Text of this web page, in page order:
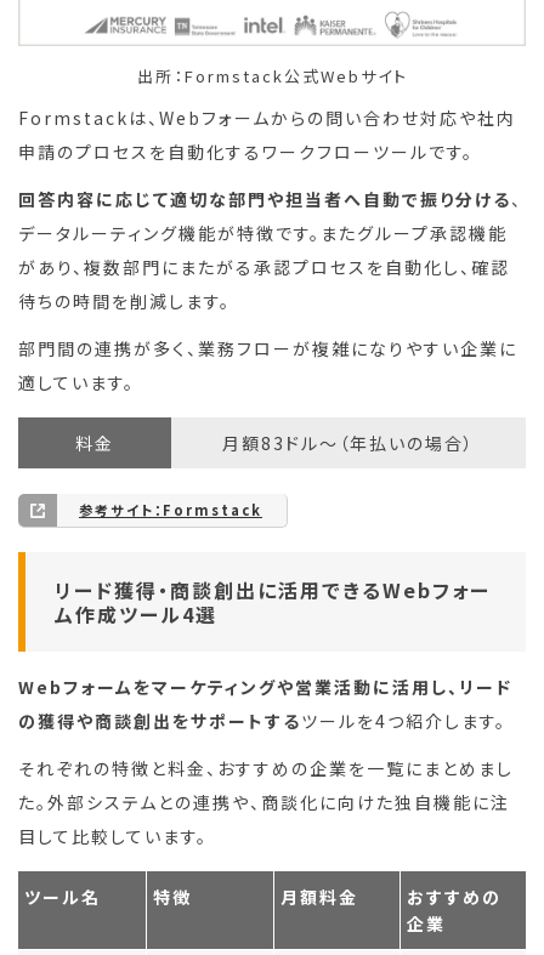
出所：Formstack公式Webサイト
Formstackは、Webフォームからの問い合わせ対応や社内
申請のプロセスを自動化するワークフローツールです。
回答内容に応じて適切な部門や担当者へ自動で振り分ける、
データルーティング機能が特徴です。またグループ承認機能
があり、複数部門にまたがる承認プロセスを自動化し、確認
待ちの時間を削減します。
部門間の連携が多く、業務フローが複雑になりやすい企業に
適しています。
料金 月額83ドル〜（年払いの場合）
参考サイト：Formstack
リード獲得・商談創出に活用できるWebフォー
ム作成ツール4選
Webフォームをマーケティングや営業活動に活用し、リード
の獲得や商談創出をサポートするツールを4つ紹介します。
それぞれの特徴と料金、おすすめの企業を一覧にまとめまし
た。外部システムとの連携や、商談化に向けた独自機能に注
目して比較しています。
ツール名 特徴 月額料金
おすすめの
企業